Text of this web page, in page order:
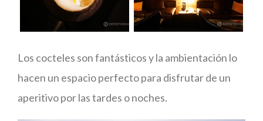
Los cocteles son fantásticos y la ambientación lo
hacen un espacio perfecto para disfrutar de un
aperitivo por las tardes o noches.